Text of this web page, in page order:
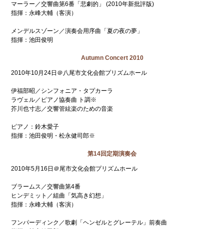
マーラー／交響曲第6番「悲劇的」 (2010年新批評版)
指揮：永峰大輔（客演）
メンデルスゾーン／演奏会用序曲「夏の夜の夢」
指揮：池田俊明
Autumn Concert 2010
2010年10月24日＠八尾市文化会館プリズムホール
伊福部昭／シンフォニア・タプカーラ
ラヴェル／ピアノ協奏曲 ト調※
芥川也寸志／交響管絃楽のための音楽
ピアノ：鈴木愛子
指揮：池田俊明・松永健司郎※
第14回定期演奏会
2010年5月16日＠尾市文化会館プリズムホール
ブラームス／交響曲第4番
ヒンデミット／組曲「気高き幻想」
指揮：永峰大輔（客演）
フンパーディンク／歌劇「ヘンゼルとグレーテル」前奏曲